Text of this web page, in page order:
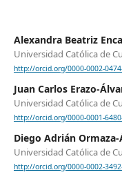
Alexandra Beatriz
Universidad Católica de
http://orcid.org/0000-0002-
Juan Carlos Erazo-
Universidad Católica de
http://orcid.org/0000-0001-
Diego Adrián
Universidad Católica de
http://orcid.org/0000-0002-